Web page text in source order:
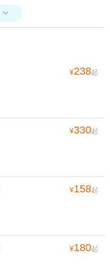

¥238起
¥330起
¥158起
¥180起